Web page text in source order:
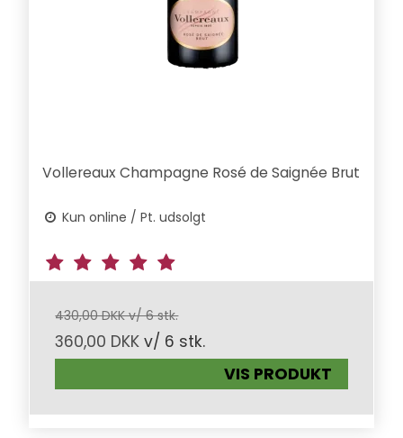
Vollereaux Champagne Rosé de Saignée Brut
Kun online / Pt. udsolgt
430,00 DKK v/ 6 stk.
360,00 DKK v/ 6 stk.
VIS PRODUKT